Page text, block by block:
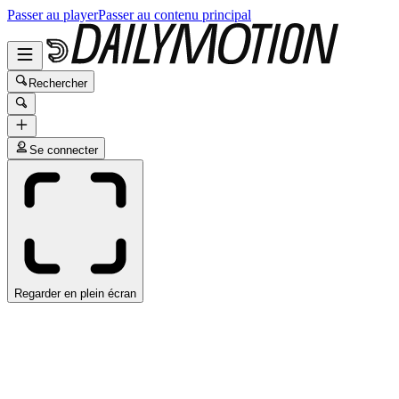
Passer au playerPasser au contenu principal
Rechercher
Se connecter
Regarder en plein écran